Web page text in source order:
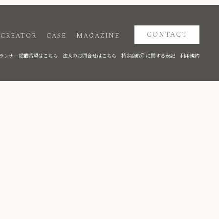
CREATOR CASE MAGAZINE CONTACT
ンナー掲載希望はこちら 法人のお問合せはこちら 特定商取引に関する表記 利用規約